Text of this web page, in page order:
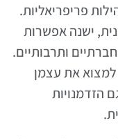
פריפריאליות.
ישנה אפשרות
ותרבותיים.
למצוא את עצמן
הזדמנויות